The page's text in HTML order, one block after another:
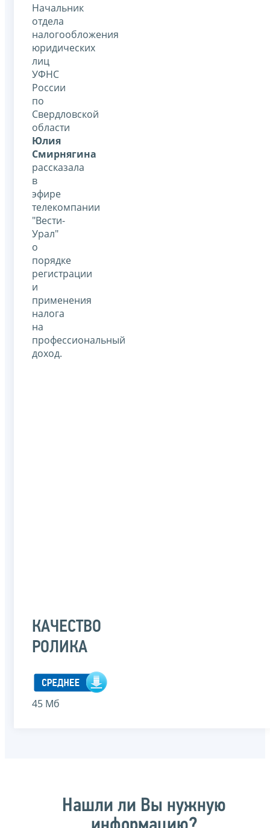
Начальник
отдела
налогообложения
юридических
лиц
УФНС
России
по
Свердловской
области
Юлия
Смирнягина
рассказала
в
эфире
телекомпании
"Вести-
Урал"
о
порядке
регистрации
и
применения
налога
на
профессиональный
доход.
КАЧЕСТВО
РОЛИКА
45 Мб
Нашли ли Вы нужную